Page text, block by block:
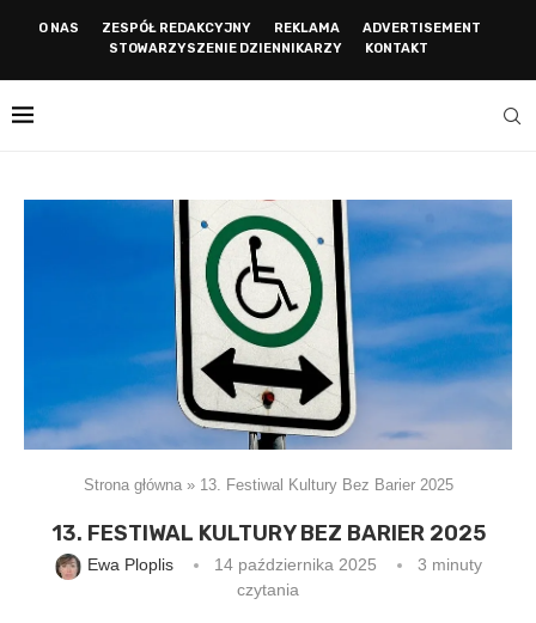
O NAS ZESPÓŁ REDAKCYJNY REKLAMA
ADVERTISEMENT
STOWARZYSZENIE DZIENNIKARZY
KONTAKT
Strona główna» 13. Festiwal Kultury Bez Barier 2025
13. FESTIWAL KULTURY BEZ BARIER 2025
Ewa Ploplis 14 października 2025
3 minuty
czytania